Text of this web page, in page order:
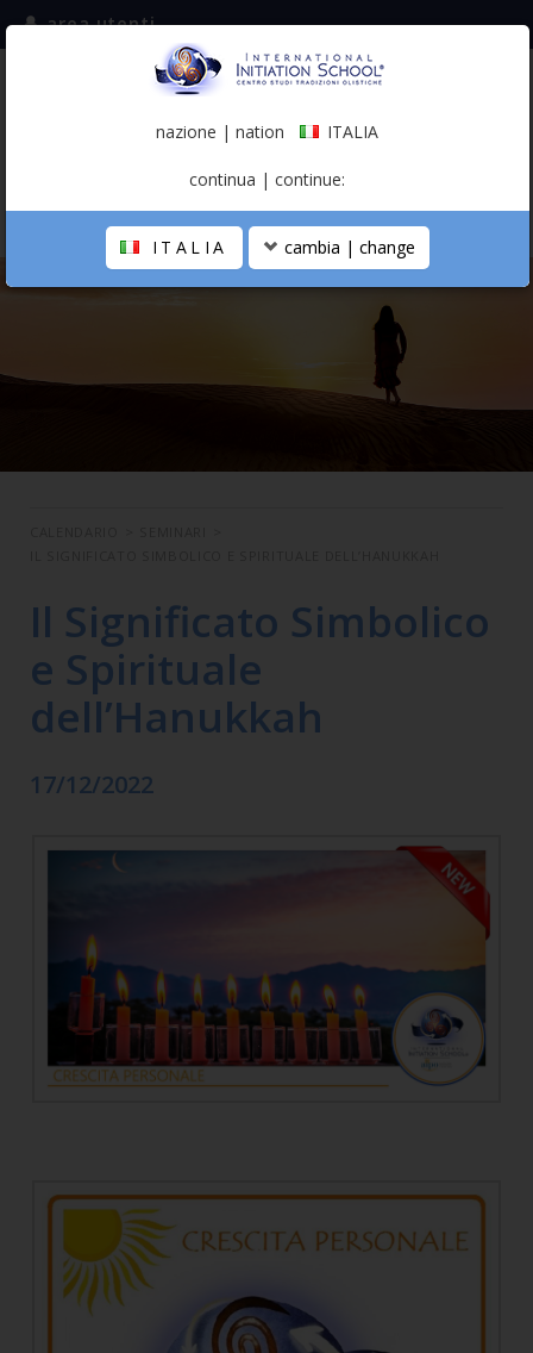
iscriviti alla mailing list
(italiano)
area utenti
LA SCUOLA
Il Significato Simbolico
e Spirituale
dell’Hanukkah
17/12/2022
nazione | nation ITALIA
continua | continue:
ITALIA cambia | change